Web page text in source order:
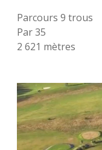
Parcours 9 trous
Par 35
2 621 mètres